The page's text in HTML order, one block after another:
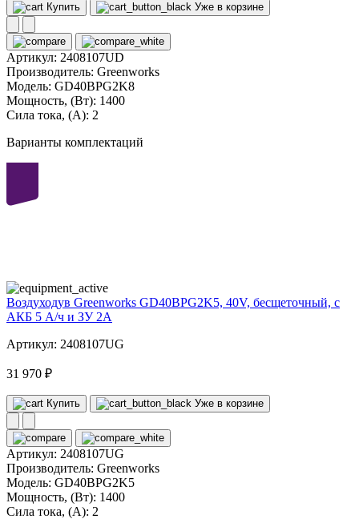
Купить Уже в корзине
Артикул: 2408107UD
Производитель: Greenworks
Модель: GD40BPG2K8
Мощность, (Вт): 1400
Сила тока, (А): 2
Варианты комплектаций
Воздуходув Greenworks GD40BPG2K5, 40V, бесщеточный, с
АКБ 5 А/ч и ЗУ 2А
Артикул: 2408107UG
31 970 ₽
Купить Уже в корзине
Артикул: 2408107UG
Производитель: Greenworks
Модель: GD40BPG2K5
Мощность, (Вт): 1400
Сила тока, (А): 2